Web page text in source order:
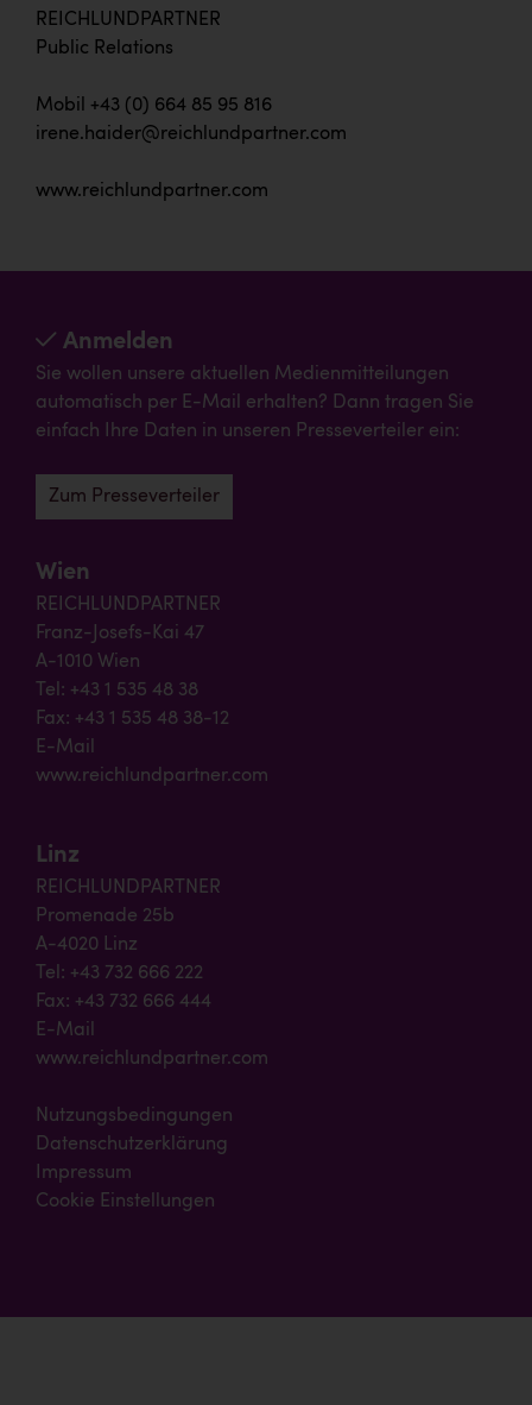
REICHLUNDPARTNER
Public Relations
Mobil +43 (0) 664 85 95 816
irene.haider@reichlundpartner.com
www.reichlundpartner.com
Anmelden
Sie wollen unsere aktuellen Medienmitteilungen
automatisch per E-Mail erhalten? Dann tragen Sie
einfach Ihre Daten in unseren Presseverteiler ein:
Zum Presseverteiler
Wien
REICHLUNDPARTNER
Franz-Josefs-Kai 47
A-1010 Wien
Tel: +43 1 535 48 38
Fax: +43 1 535 48 38-12
E-Mail
www.reichlundpartner.com
Linz
REICHLUNDPARTNER
Promenade 25b
A-4020 Linz
Tel: +43 732 666 222
Fax: +43 732 666 444
E-Mail
www.reichlundpartner.com
Nutzungsbedingungen
Datenschutzerklärung
Impressum
Cookie Einstellungen